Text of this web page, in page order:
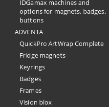
IDGamax machines and
options for magnets, badges,
buttons
ADVENTA
QuickPro ArtWrap Complete
Fridge magnets
Keyrings
Badges
Frames
Vision blox